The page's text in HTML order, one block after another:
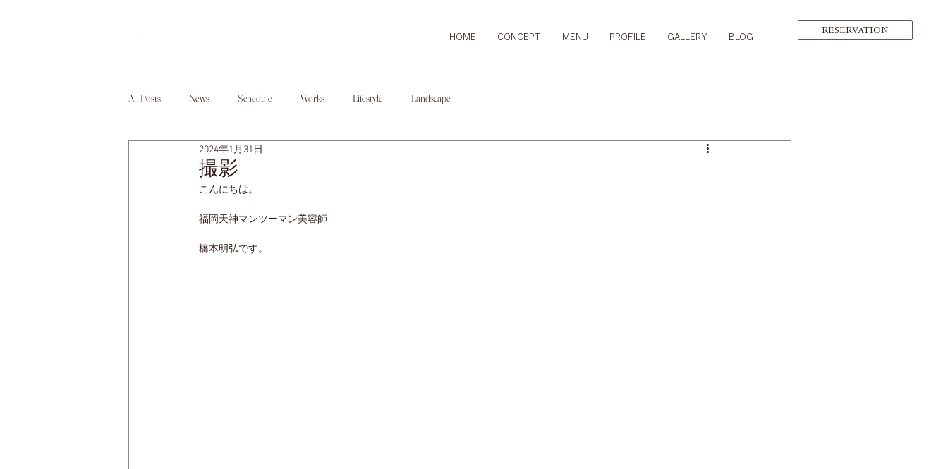
RESERVATION
HOME CONCEPT MENU PROFILE GALLERY BLOG
All Posts News Schedule Works Lifestyle Landscape
撮影
2024年1月31日
こんにちは。
福岡天神マンツーマン美容師
橋本明弘です。